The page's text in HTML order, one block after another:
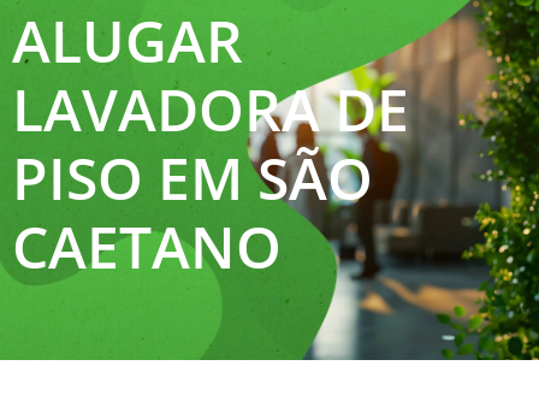
ALUGAR
LAVADORA DE
PISO EM SÃO
CAETANO